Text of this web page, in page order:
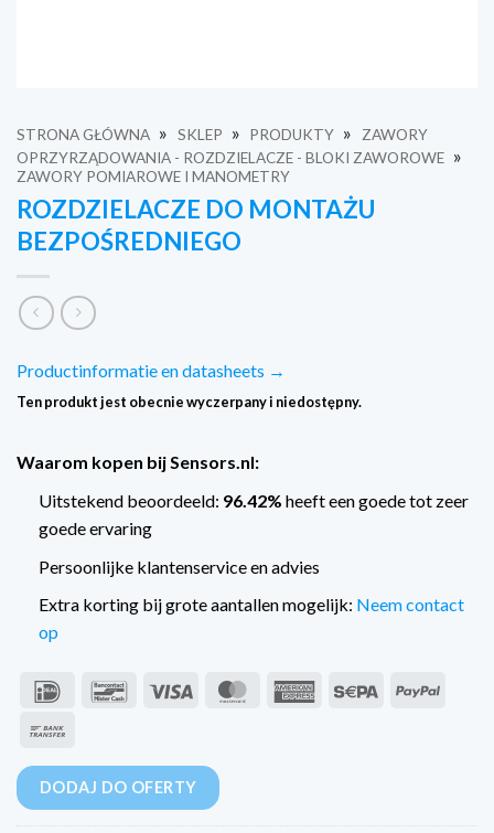
STRONA GŁÓWNA » SKLEP » PRODUKTY »
ZAWORY
OPRZYRZĄDOWANIA - ROZDZIELACZE - BLOKI ZAWOROWE »
ZAWORY POMIAROWE I MANOMETRY
ROZDZIELACZE DO MONTAŻU
BEZPOŚREDNIEGO
Productinformatie en datasheets →
Ten produkt jest obecnie wyczerpany i niedostępny.
Waarom kopen bij Sensors.nl:
Uitstekend beoordeeld: 96.42% heeft een goede tot zeer
goede ervaring
Persoonlijke klantenservice en advies
Extra korting bij grote aantallen mogelijk: Neem contact
op
IDeal BancontactWiza MasterCardAmerican Sepa
PayPal
DODAJ DO OFERTY